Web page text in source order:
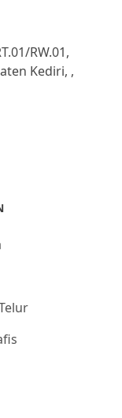
RW.01,
Kediri, ,